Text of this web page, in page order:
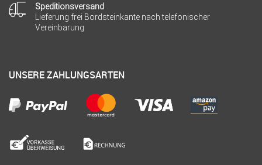
Speditionsversand
Lieferung frei Bordsteinkante nach telefonischer
Vereinbarung
UNSERE ZAHLUNGSARTEN